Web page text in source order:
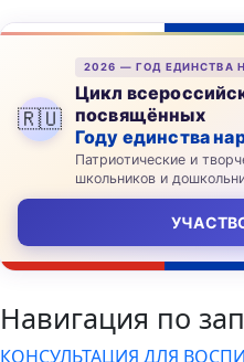
🇷🇺
2026 — ГОД ЕДИНСТВА
Цикл
посвящённых
Году единства
Патриотические и
школьников и
Навигация по
КОНСУЛЬТАЦИЯ ДЛЯ